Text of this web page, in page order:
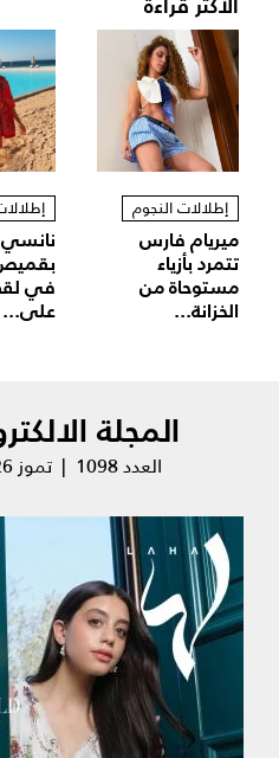
إطلالات النجوم
ميريام فارس
تتمرد بأزياء
مستوحاة من
الخزانة...
في
على...
المجلة
العدد 1098 | تموز 2026